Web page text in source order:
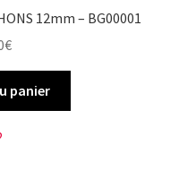
12mm – BG00001
€
panier